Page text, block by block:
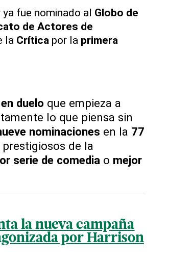
fue nominado al Globo de
de Actores de
la Crítica por la primera
duelo que empieza a
lo que piensa sin
nominaciones en la 77
prestigiosos de la
serie de comedia o mejor
la nueva campaña
por Harrison